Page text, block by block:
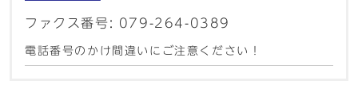
ファクス番号: 079-264-0389
電話番号のかけ間違いにご注意ください！